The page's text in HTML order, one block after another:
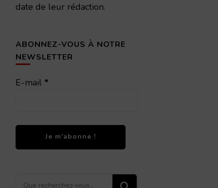
date de leur rédaction.
ABONNEZ-VOUS À NOTRE
NEWSLETTER
E-mail *
Vous